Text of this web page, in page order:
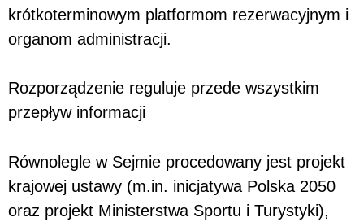
krótkoterminowym platformom rezerwacyjnym i
organom administracji.
Rozporządzenie reguluje przede wszystkim
przepływ informacji
Równolegle w Sejmie procedowany jest projekt
krajowej ustawy (m.in. inicjatywa Polska 2050
oraz projekt Ministerstwa Sportu i Turystyki),